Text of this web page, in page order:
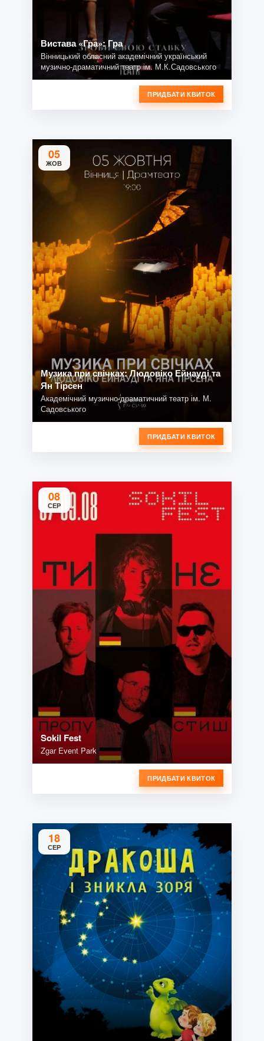
Вистава «Гра»: Гра
Вінницький обласний академічний український
музично-драматичний театр ім. М.К.Садовського
ПРИДБАТИ КВИТОК
05
ЖОВ
Музика при свічках: Людовіко Ейнауді та
Ян Тірсен
Академічний музично-драматичний театр ім. М.
Садовського
ПРИДБАТИ КВИТОК
08
СЕР
Sokil Fest
Zgar Event Park
ПРИДБАТИ КВИТОК
18
СЕР